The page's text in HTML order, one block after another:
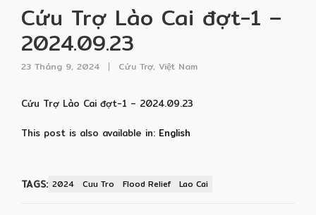
Cứu Trợ Lào Cai đợt-1 –
2024.09.23
23 Tháng 9, 2024 Cứu Trợ, Việt Nam
Cứu Trợ Lào Cai đợt-1 – 2024.09.23
This post is also available in: English
TAGS: 2024 Cuu Tro Flood Relief Lao Cai